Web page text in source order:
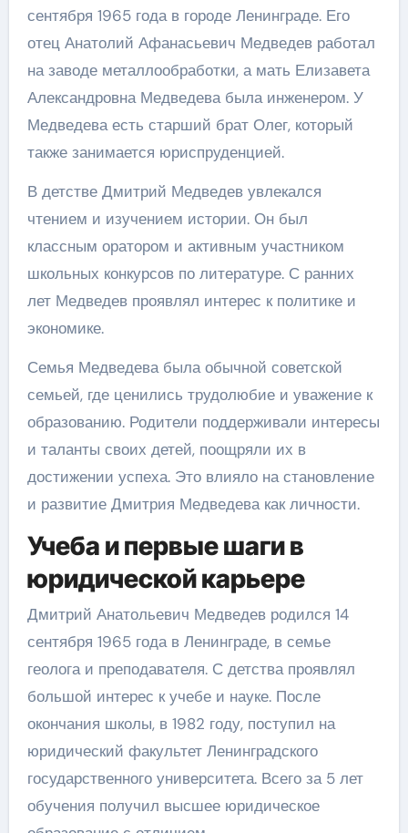
сентября 1965 года в городе Ленинграде. Его
отец Анатолий Афанасьевич Медведев работал
на заводе металлообработки, а мать Елизавета
Александровна Медведева была инженером. У
Медведева есть старший брат Олег, который
также занимается юриспруденцией.
В детстве Дмитрий Медведев увлекался
чтением и изучением истории. Он был
классным оратором и активным участником
школьных конкурсов по литературе. С ранних
лет Медведев проявлял интерес к политике и
экономике.
Семья Медведева была обычной советской
семьей, где ценились трудолюбие и уважение к
образованию. Родители поддерживали интересы
и таланты своих детей, поощряли их в
достижении успеха. Это влияло на становление
и развитие Дмитрия Медведева как личности.
Учеба и первые шаги в
юридической карьере
Дмитрий Анатольевич Медведев родился 14
сентября 1965 года в Ленинграде, в семье
геолога и преподавателя. С детства проявлял
большой интерес к учебе и науке. После
окончания школы, в 1982 году, поступил на
юридический факультет Ленинградского
государственного университета. Всего за 5 лет
обучения получил высшее юридическое